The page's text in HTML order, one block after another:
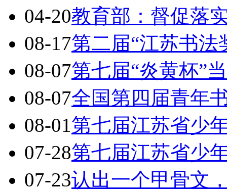
04-20教育部：督促落
08-17第二届“江苏书
08-07第七届“炎黄杯”
08-07全国第四届青年
08-01第七届江苏省少
07-28第七届江苏省少
07-23认出一个甲骨文